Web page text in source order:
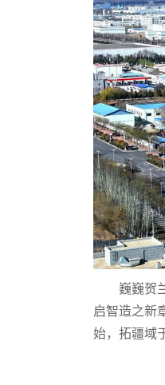
巍巍贺
启智造之新
始，拓疆域